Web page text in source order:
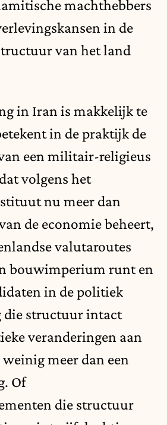
machthebbers
in de
van het land
in Iran is makkelijk te
in de praktijk de
een militair-religieus
volgens het
nu meer dan
de economie beheert,
valutaroutes
bouwimperium runt en
in de politiek
die structuur intact
veranderingen aan
meer dan een
Of
die structuur